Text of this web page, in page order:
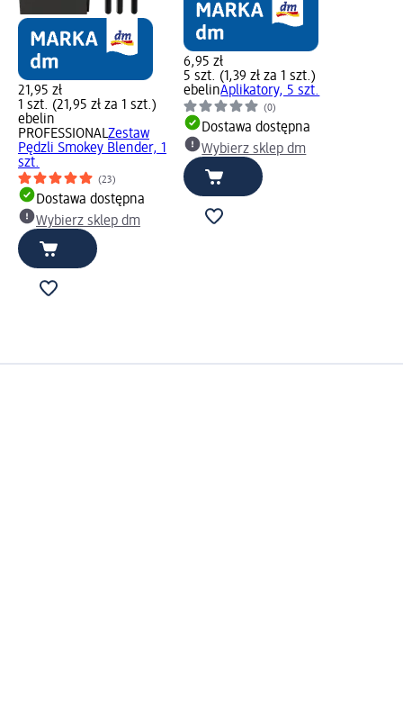
21,95 zł
1 szt. (21,95 zł za 1 szt.)
ebelin
PROFESSIONALZestaw
Pędzli Smokey Blender, 1
szt.
(23)
Dostawa dostępna
Wybierz sklep dm
6,95 zł
5 szt. (1,39 zł za 1 szt.)
ebelinAplikatory, 5 szt.
(0)
Dostawa dostępna
Wybierz sklep dm